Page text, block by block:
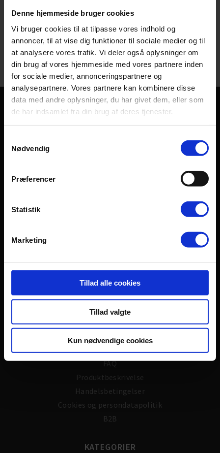
Denne hjemmeside bruger cookies
Vi bruger cookies til at tilpasse vores indhold og
annoncer, til at vise dig funktioner til sociale medier og til
at analysere vores trafik. Vi deler også oplysninger om
din brug af vores hjemmeside med vores partnere inden
for sociale medier, annonceringspartnere og
analysepartnere. Vores partnere kan kombinere disse
data med andre oplysninger, du har givet dem, eller som
de har indsamlet fra din brug af deres tjenester.
Nødvendig
Præferencer
Statistik
Marketing
Tillad alle cookies
Tillad valgte
Kun nødvendige cookies
Vælg muligheder
Vi modtager følgende:
NYTTIGE LINKS
Om os
Ris & Ros
FAQ
Produktbeskrivelse
Handelsbetingelser
Cookies og persondatapolitik
B2B
KATEGORIER